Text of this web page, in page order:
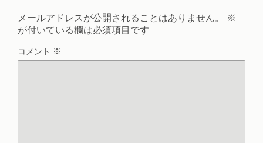
メールアドレスが公開されることはありません。
※
が付いている欄は必須項目です
コメント ※